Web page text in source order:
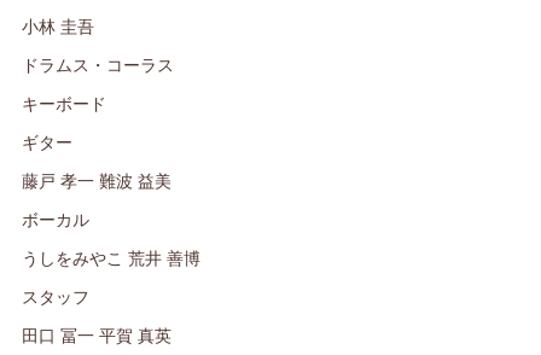
小林 圭吾
ドラムス・コーラス
キーボード
ギター
藤戸 孝一 難波 益美
ボーカル
うしをみやこ 荒井 善博
スタッフ
田口 冨一 平賀 真英